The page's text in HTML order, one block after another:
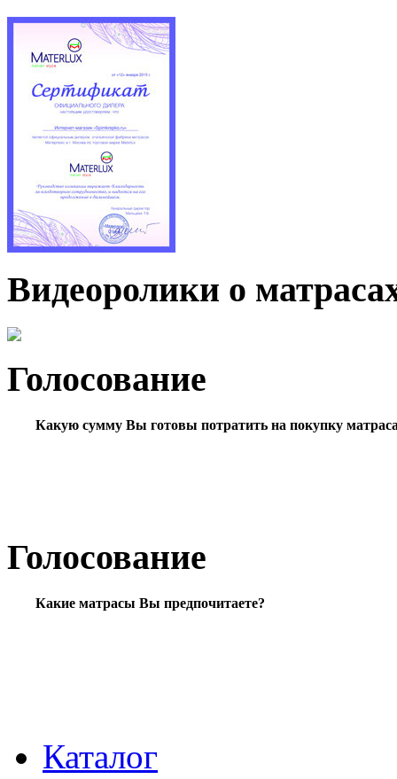
Видеоролики о
Голосование
Какую сумму Вы готовы потратить на покупку
Голосование
Какие матрасы Вы предпочитаете?
Каталог